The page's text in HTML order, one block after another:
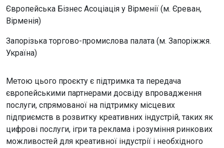
Європейська Бізнес Асоціація у Вірменії (м. Єреван,
Вірменія)
Запорізька торгово-промислова палата (м. Запоріжжя.
Україна)
Метою цього проєкту є підтримка та передача
європейськими партнерами досвіду впровадження
послуги, спрямованої на підтримку місцевих
підприємств в розвитку креативних індустрій, таких як
цифрові послуги, ігри та реклама і розуміння ринкових
можливостей для креативної індустрії і необхідного